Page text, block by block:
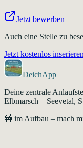
Jetzt bewerben
Auch eine Stelle zu
Jetzt kostenlos
DeichApp
Deine zentrale
Elbmarsch – Seevetal,
🚧 im Aufbau – mach